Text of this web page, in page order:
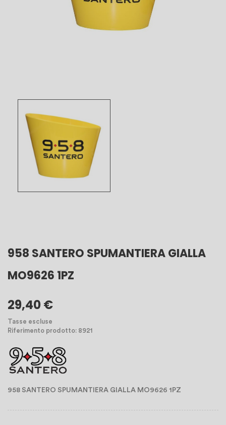
958 SANTERO SPUMANTIERA GIALLA
MO9626 1PZ
29,40 €
Tasse escluse
Riferimento prodotto: 8921
958 SANTERO SPUMANTIERA GIALLA MO9626 1PZ